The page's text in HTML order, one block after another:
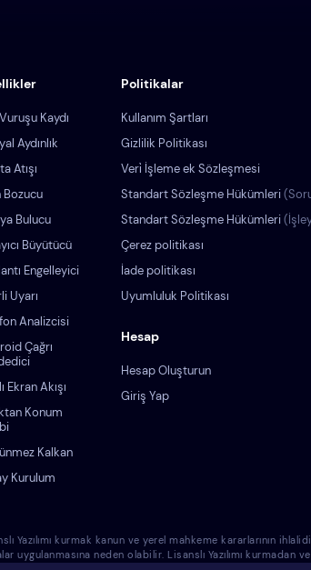
Hesap
Hesap Oluşturun
Giriş Yap
Politikalar
Kullanım Şartları
Gizlilik Politikası
Veri̇ İşleme ek Sözleşmesi
Standart Sözleşme Hükümleri
Standart Sözleşme Hükümleri
Çerez politikası
İade politikası
Uyumluluk Politikası
Kaydı
Aydınlık
Atışı
Bozucu
Bulucu
Büyütücü
Engelleyici
Uyarı
Analizcisi
Çağrı
Ekran Akışı
Konum
Kalkan
Kurulum
Yazılımı kurmak kanun ve yerel mahkeme kararlarının
neden olabilir. Lisanslı Yazılımı kurmadan